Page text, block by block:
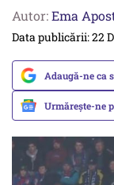
Autor:Ema
Data publicării: 22
Adaugă-ne ca
Urmărește-ne